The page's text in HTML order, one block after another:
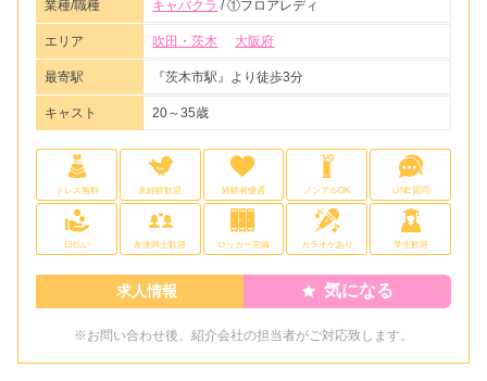
業種/職種 キャバクラ / ①フロアレディ
エリア 吹田・茨木 大阪府
最寄駅 『茨木市駅』より徒歩3分
キャスト 20～35歳
ドレス無料 未経験歓迎 経験者優遇 ノンアルOK LINE質問
日払い 友達同士歓迎 ロッカー完備 カラオケあり 学生歓迎
求人情報 気になる
※お問い合わせ後、紹介会社の担当者がご対応致します。